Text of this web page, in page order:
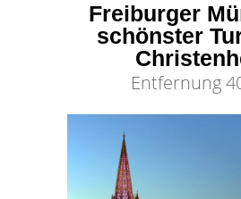
Freiburger
schönster
Entfernung